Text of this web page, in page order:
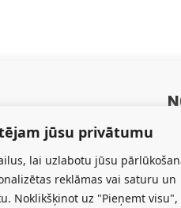
jūsu privātumu
lai uzlabotu jūsu
reklāmas vai saturu un
Noklikšķinot uz "Pieņemt visu",
biedru lauksaimnieciskās
ilgtermiņā biedru